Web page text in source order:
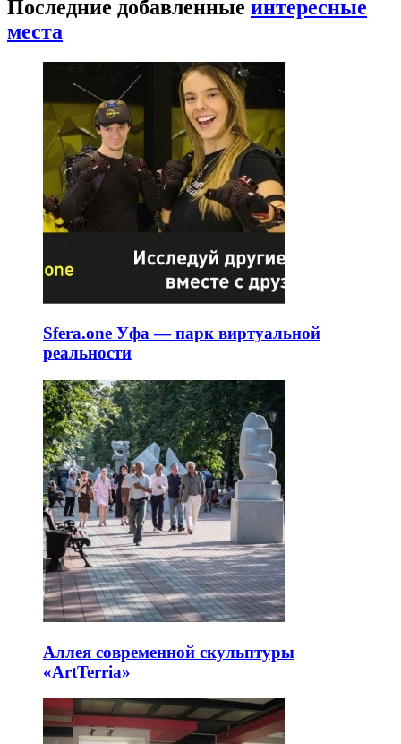
Последние добавленные интересные
места
Sfera.one Уфа — парк виртуальной
реальности
Аллея современной скульптуры
«ArtTerria»